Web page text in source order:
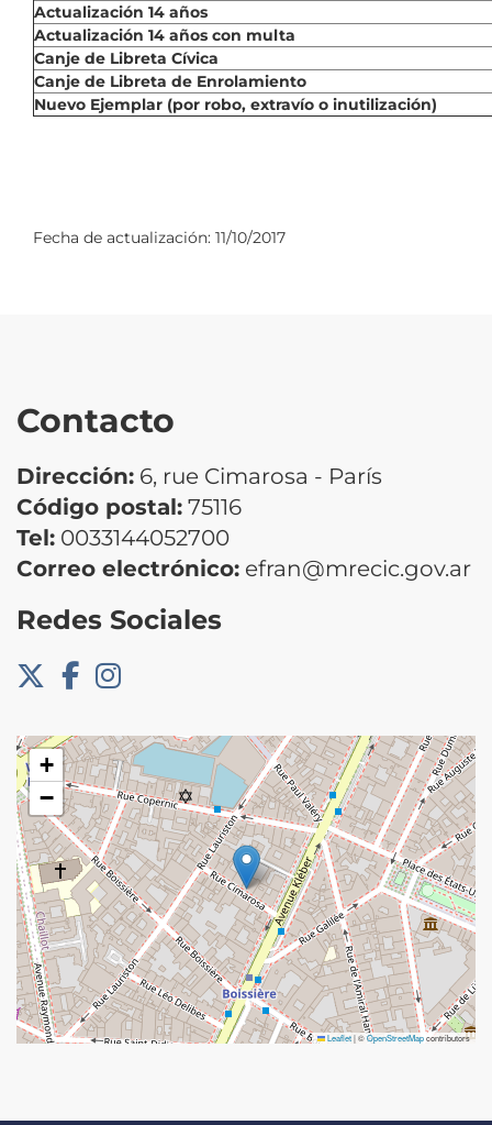
Actualización 14 años
Actualización 14 años con multa
Canje de Libreta Cívica
Canje de Libreta de Enrolamiento
Nuevo Ejemplar (por robo, extravío o inutilización)
Fecha de actualización: 11/10/2017
Contacto
Dirección: 6, rue Cimarosa - París
Código postal: 75116
Tel: 0033144052700
Correo electrónico: efran@mrecic.gov.ar
Redes Sociales
+
−
Leaflet|©OpenStreetMapcontributors